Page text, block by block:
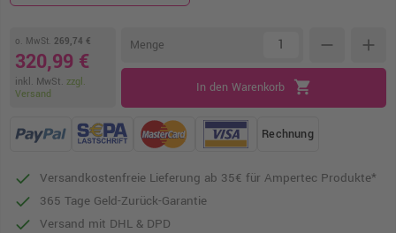
o. MwSt. 269,74 €
320,99 €
inkl. MwSt. zzgl.
Versand
Menge remove add
In den Warenkorb shopping_cart
Rechnung
Versandkostenfreie Lieferung ab 35€ für Ampertec Produkte*
365 Tage Geld-Zurück-Garantie
Versand mit DHL & DPD